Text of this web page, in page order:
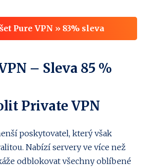
Pure VPN » 83% sleva
– Sleva 85 %
Private VPN
poskytovatel, který však
Nabízí servery ve více než
odblokovat všechny oblíbené